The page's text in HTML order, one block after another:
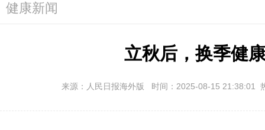
健康新闻
立秋后，换季健
来源：人民日报海外版 时间：2025-08-15 21:38:01